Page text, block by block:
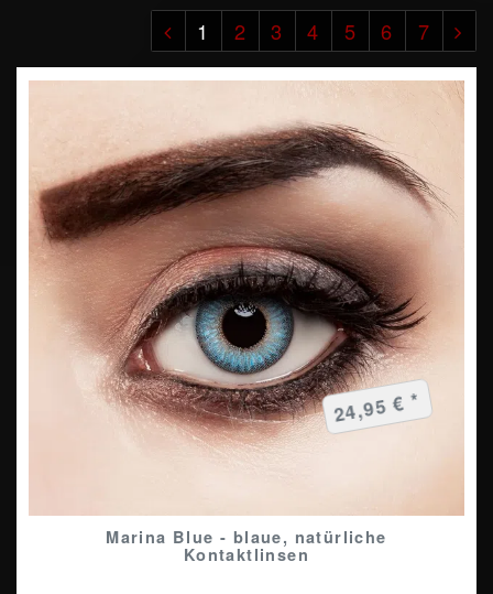
1 2 3 4 5 6 7
Marina Blue - blaue, natürliche
Kontaktlinsen
24,95 € *